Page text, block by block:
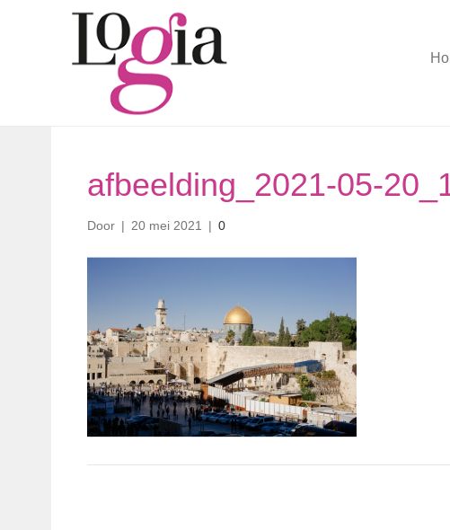
afbeelding_2021-05-
Door | 20 mei 2021 | 0